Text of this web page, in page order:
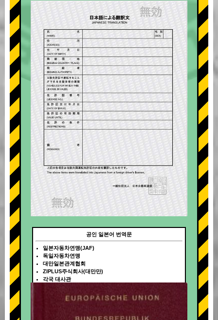
+
공인 일본어 번역문
일본자동차연맹(JAF)
독일자동차연맹
대만일본관계협회
ZIPLUS주식회사(대만만)
각국 대사관